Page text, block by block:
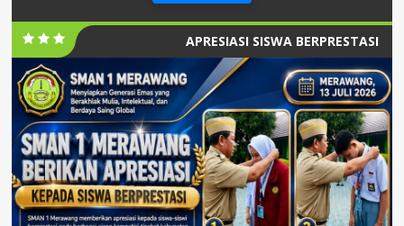
APRESIASI SISWA BERPRESTASI